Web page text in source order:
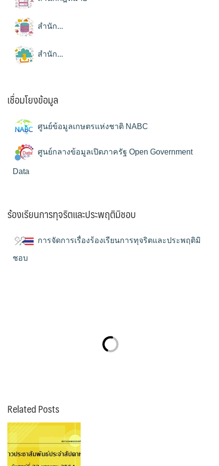
สำนัก...
สำนัก...
เชื่อมโยงข้อมูล
ศูนย์ข้อมูลเกษตรแห่งชาติ NABC
ศูนย์กลางข้อมูลเปิดภาครัฐ Open Government
Data
ร้องเรียนการทุจริตและประพฤติมิชอบ
การจัดการเรื่องร้องเรียนการทุจริตและประพฤติมิ
ชอบ
Related Posts